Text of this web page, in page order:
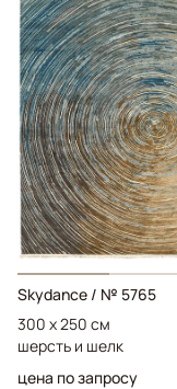
Skydance / № 5765
300 x 250 см
шерсть и шелк
цена по запросу